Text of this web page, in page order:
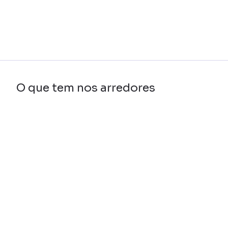
O que tem nos arredores